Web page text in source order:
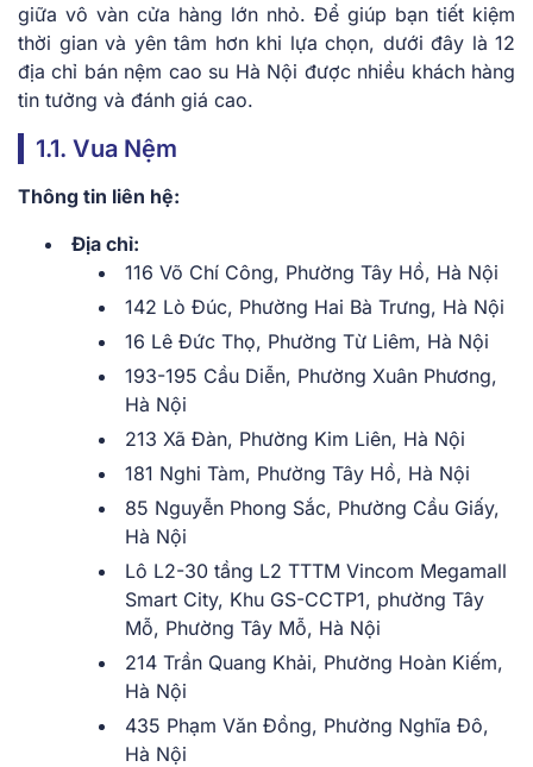
giữa vô vàn cửa hàng lớn nhỏ. Để giúp bạn tiết kiệm
thời gian và yên tâm hơn khi lựa chọn, dưới đây là 12
địa chỉ bán nệm cao su Hà Nội được nhiều khách hàng
tin tưởng và đánh giá cao.
1.1. Vua Nệm
Thông tin liên hệ:
Địa chỉ:
116 Võ Chí Công, Phường Tây Hồ, Hà Nội
142 Lò Đúc, Phường Hai Bà Trưng, Hà Nội
16 Lê Đức Thọ, Phường Từ Liêm, Hà Nội
193-195 Cầu Diễn, Phường Xuân Phương,
Hà Nội
213 Xã Đàn, Phường Kim Liên, Hà Nội
181 Nghi Tàm, Phường Tây Hồ, Hà Nội
85 Nguyễn Phong Sắc, Phường Cầu Giấy,
Hà Nội
Lô L2-30 tầng L2 TTTM Vincom Megamall
Smart City, Khu GS-CCTP1, phường Tây
Mỗ, Phường Tây Mỗ, Hà Nội
214 Trần Quang Khải, Phường Hoàn Kiếm,
Hà Nội
435 Phạm Văn Đồng, Phường Nghĩa Đô,
Hà Nội